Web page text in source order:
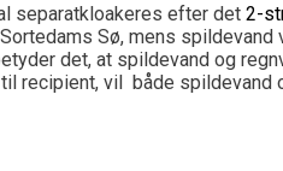
separatkloakeres efter det 2-
Sø, mens spildevand
det, at spildevand og
recipient, vil både spildevand